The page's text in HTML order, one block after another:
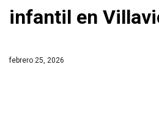
infantil en
febrero 25, 2026